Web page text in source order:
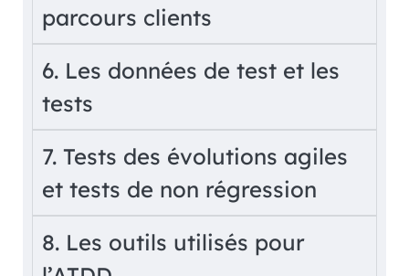
parcours clients
6. Les données de test et les
tests
7. Tests des évolutions agiles
et tests de non régression
8. Les outils utilisés pour